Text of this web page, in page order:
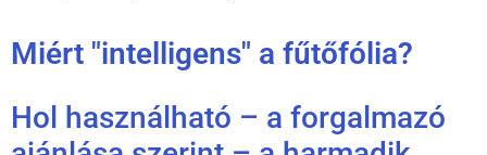
Miért "intelligens" a fűtőfólia?
Hol használható – a forgalmazó